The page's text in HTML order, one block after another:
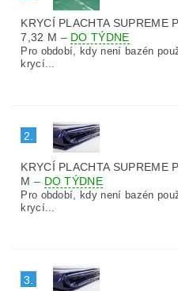
KRYCÍ PLACHTA SUPREME
7,32 M – DO TÝDNE
Pro období, kdy není bazén
krycí...
2.
KRYCÍ PLACHTA SUPREME
M – DO TÝDNE
Pro období, kdy není bazén
krycí...
3.